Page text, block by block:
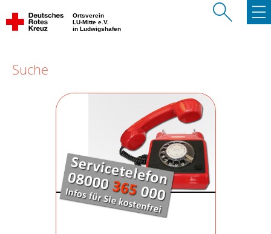
Ortsverein
LU-Mitte e.V.
in Ludwigshafen
Suche